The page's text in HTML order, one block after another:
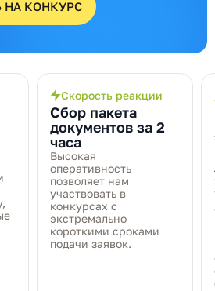
НА КОНКУРС
Скорость реакции
Сбор пакета
документов за 2
часа
Высокая
оперативность
позволяет нам
участвовать в
конкурсах с
экстремально
короткими сроками
подачи заявок.